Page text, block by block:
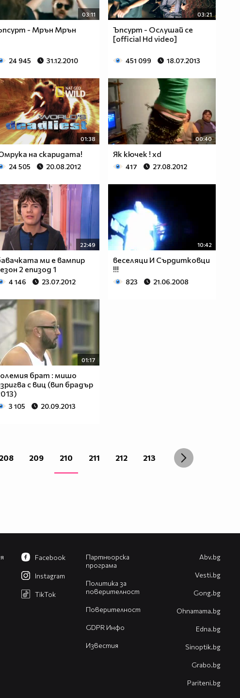
03:11
- Мрън Мрън
24 945 31.12.2010
03:21
Ъпсурт - Ослушай се
[official Hd video]
451 099 18.07.2013
01:38
на скаридата!
24 505 20.08.2012
00:40
Як кючек ! xd
417 27.08.2012
22:49
ми е вампир
2 епизод 1
4 146 23.07.2012
10:42
веселяци И Сърдитковци
!!!
823 21.06.2008
01:17
брат : мишо
с виц (вип брадър
3 105 20.09.2013
208 209 210 211 212 213
Партньорска
програма
Политика за
поверителност
Поверителност
GDPR Инфо
Известия
Facebook
Instagram
TikTok
Abv.bg
Vesti.bg
Gong.bg
Оhnamama.bg
Edna.bg
Sinoptik.bg
Grabo.bg
Pariteni.bg